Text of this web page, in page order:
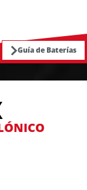
Guía de Baterías